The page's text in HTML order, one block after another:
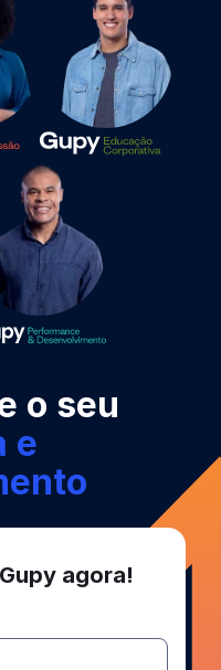
o seu
e
agora!